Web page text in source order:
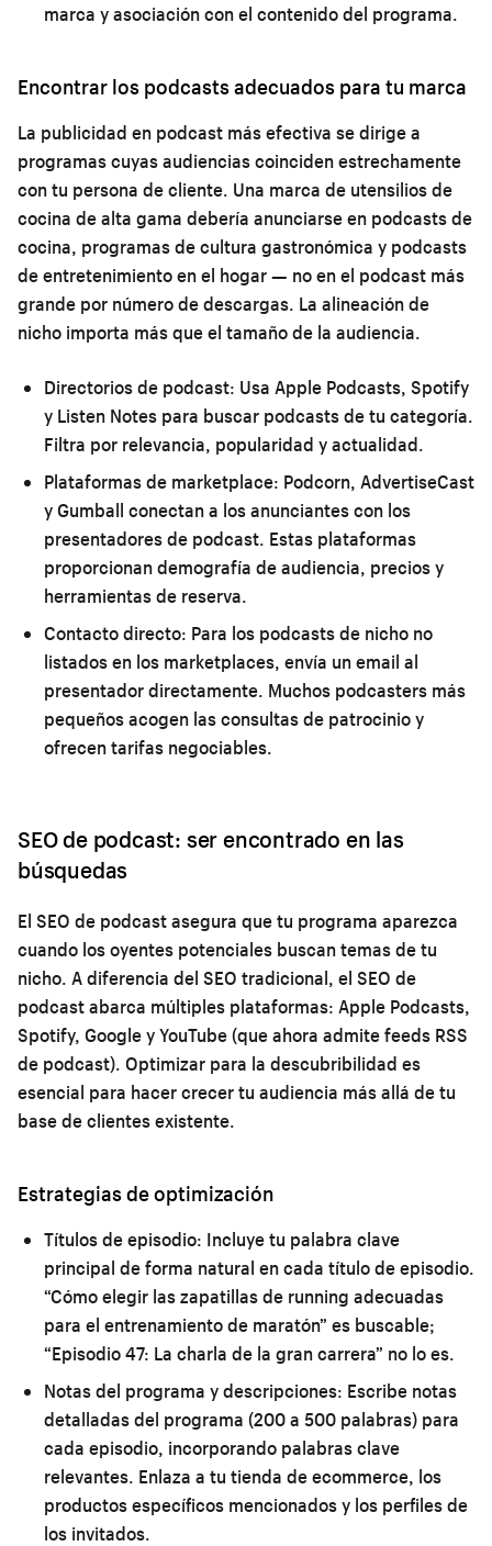
marca y asociación con el contenido del programa.
Encontrar los podcasts adecuados para tu marca
La publicidad en podcast más efectiva se dirige a
programas cuyas audiencias coinciden estrechamente
con tu persona de cliente. Una marca de utensilios de
cocina de alta gama debería anunciarse en podcasts de
cocina, programas de cultura gastronómica y podcasts
de entretenimiento en el hogar — no en el podcast más
grande por número de descargas. La alineación de
nicho importa más que el tamaño de la audiencia.
Directorios de podcast: Usa Apple Podcasts, Spotify
y Listen Notes para buscar podcasts de tu categoría.
Filtra por relevancia, popularidad y actualidad.
Plataformas de marketplace: Podcorn, AdvertiseCast
y Gumball conectan a los anunciantes con los
presentadores de podcast. Estas plataformas
proporcionan demografía de audiencia, precios y
herramientas de reserva.
Contacto directo: Para los podcasts de nicho no
listados en los marketplaces, envía un email al
presentador directamente. Muchos podcasters más
pequeños acogen las consultas de patrocinio y
ofrecen tarifas negociables.
SEO de podcast: ser encontrado en las
búsquedas
El SEO de podcast asegura que tu programa aparezca
cuando los oyentes potenciales buscan temas de tu
nicho. A diferencia del SEO tradicional, el SEO de
podcast abarca múltiples plataformas: Apple Podcasts,
Spotify, Google y YouTube (que ahora admite feeds RSS
de podcast). Optimizar para la descubribilidad es
esencial para hacer crecer tu audiencia más allá de tu
base de clientes existente.
Estrategias de optimización
Títulos de episodio: Incluye tu palabra clave
principal de forma natural en cada título de episodio.
“Cómo elegir las zapatillas de running adecuadas
para el entrenamiento de maratón” es buscable;
“Episodio 47: La charla de la gran carrera” no lo es.
Notas del programa y descripciones: Escribe notas
detalladas del programa (200 a 500 palabras) para
cada episodio, incorporando palabras clave
relevantes. Enlaza a tu tienda de ecommerce, los
productos específicos mencionados y los perfiles de
los invitados.